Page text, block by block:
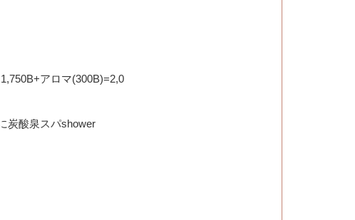
アロマ(300B)=2,0
炭酸泉スパshower